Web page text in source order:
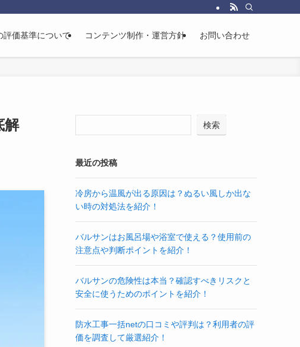
評価基準について コンテンツ制作・運営方針 お問い合わせ
解
検索
最近の投稿
冷房から温風が出る原因は？ぬるい風しか出な
い時の対処法を紹介！
バルサンはお風呂場や浴室で使える？使用前の
注意点や判断ポイントを紹介！
バルサンの危険性は本当？確認すべきリスクと
安全に使うためのポイントを紹介！
防水工事一括netの口コミや評判は？利用者の評
価を調査して厳選紹介！